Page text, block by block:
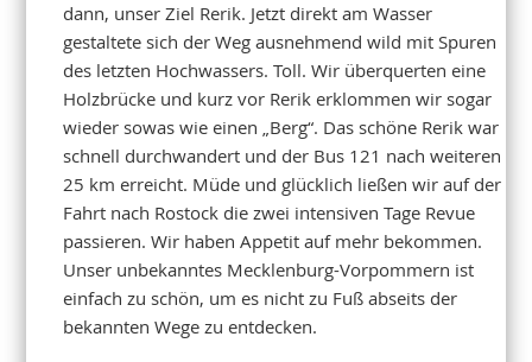
dann, unser Ziel Rerik. Jetzt direkt am Wasser
gestaltete sich der Weg ausnehmend wild mit Spuren
des letzten Hochwassers. Toll. Wir überquerten eine
Holzbrücke und kurz vor Rerik erklommen wir sogar
wieder sowas wie einen „Berg“. Das schöne Rerik war
schnell durchwandert und der Bus 121 nach weiteren
25 km erreicht. Müde und glücklich ließen wir auf der
Fahrt nach Rostock die zwei intensiven Tage Revue
passieren. Wir haben Appetit auf mehr bekommen.
Unser unbekanntes Mecklenburg-Vorpommern ist
einfach zu schön, um es nicht zu Fuß abseits der
bekannten Wege zu entdecken.